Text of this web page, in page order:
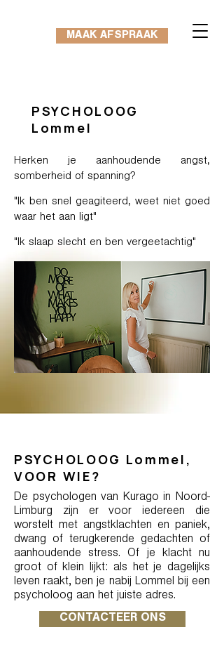
MAAK AFSPRAAK
PSYCHOLOOG
Lommel
Herken je aanhoudende angst,
somberheid of spanning?
"Ik ben snel geagiteerd, weet niet goed
waar het aan ligt"
"Ik slaap slecht en ben vergeetachtig"
PSYCHOLOOG Lommel,
VOOR WIE?
De psychologen van Kurago in Noord-
Limburg zijn er voor iedereen die
worstelt met angstklachten en paniek,
dwang of terugkerende gedachten of
aanhoudende stress. Of je klacht nu
groot of klein lijkt: als het je dagelijks
leven raakt, ben je nabij Lommel bij een
psycholoog aan het juiste adres.
CONTACTEER ONS